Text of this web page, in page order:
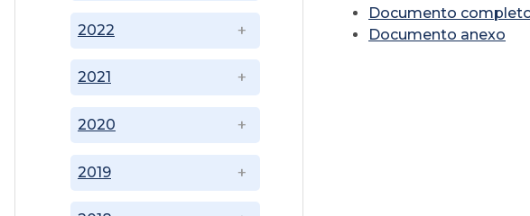
2019
2020
2021
2022
Documento
Documento anexo